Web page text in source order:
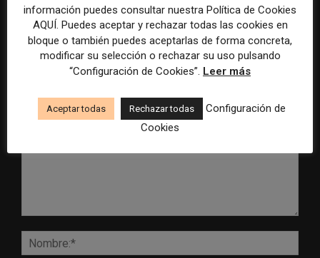
DEJA UNA RESPUESTA
información puedes consultar nuestra Política de Cookies
AQUÍ. Puedes aceptar y rechazar todas las cookies en
bloque o también puedes aceptarlas de forma concreta,
modificar su selección o rechazar su uso pulsando
“Configuración de Cookies”. Leer más
Aceptar todas Rechazar todas
Configuración de
Cookies